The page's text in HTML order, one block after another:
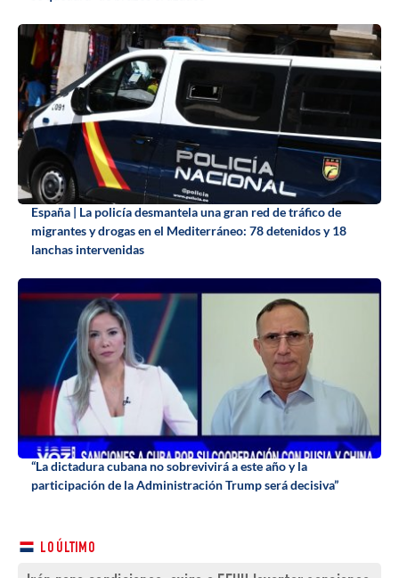
España | La policía desmantela una gran red de tráfico de
migrantes y drogas en el Mediterráneo: 78 detenidos y 18
lanchas intervenidas
“La dictadura cubana no sobrevivirá a este año y la
participación de la Administración Trump será decisiva”
LO ÚLTIMO